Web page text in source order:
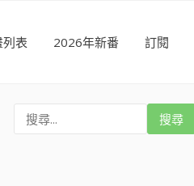
表 2026年新番 訂閱